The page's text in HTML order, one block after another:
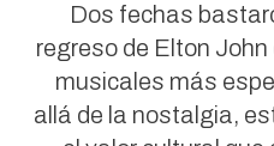
Dos fechas
regreso de Elton
musicales más
allá de la nostalgia,